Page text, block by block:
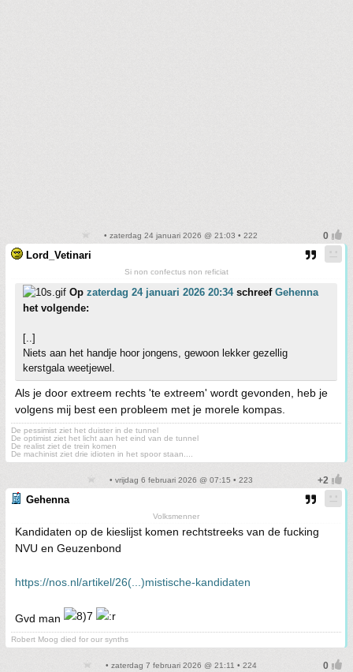
• zaterdag 24 januari 2026 @ 21:03 • 222
Lord_Vetinari
Si non confectus non reficiat
Op zaterdag 24 januari 2026 20:34schreef Gehenna
het volgende:
[..]
Niets aan het handje hoor jongens, gewoon lekker gezellig
kerstgala weetjewel.
Als je door extreem rechts 'te extreem' wordt gevonden, heb je
volgens mij best een probleem met je morele kompas.
De pessimist ziet het duister in de tunnel
De optimist ziet het licht aan het eind van de tunnel
De realist ziet de trein komen
De machinist ziet drie idioten in het spoor staan....
• vrijdag 6 februari 2026 @ 07:15 • 223
Gehenna
Volksmenner
Kandidaten op de kieslijst komen rechtstreeks van de fucking
NVU en Geuzenbond
https://nos.nl/artikel/26(...)mistische-kandidaten
Gvd man
Robert Moog died for our synths
• zaterdag 7 februari 2026 @ 21:11 • 224